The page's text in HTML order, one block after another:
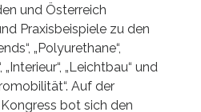
und Österreich
Praxisbeispiele zu den
„Polyurethane“,
„Leichtbau“ und
Auf der
bot sich den